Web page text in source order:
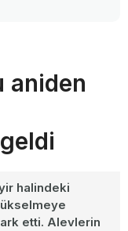
aniden
halindeki
etti. Alevlerin